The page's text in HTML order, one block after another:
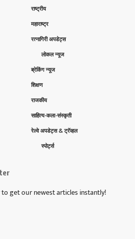
राष्ट्रीय
महाराष्ट्र
रत्नागिरी अपडेट्स
लोकल न्यूज
ब्रेकिंग न्यूज
शिक्षण
राजकीय
साहित्य-कला-संस्कृती
रेल्वे अपडेट्स & ट्रॅव्हल
स्पोर्ट्स
get our newest articles instantly!